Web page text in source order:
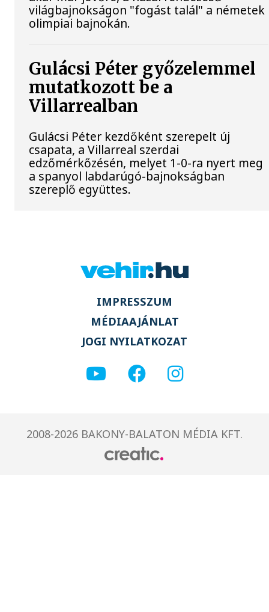
világbajnokságon "fogást talál" a németek
olimpiai bajnokán.
Gulácsi Péter győzelemmel
mutatkozott be a
Villarrealban
Gulácsi Péter kezdőként szerepelt új
csapata, a Villarreal szerdai
edzőmérkőzésén, melyet 1-0-ra nyert meg
a spanyol labdarúgó-bajnokságban
szereplő együttes.
IMPRESSZUM
MÉDIAAJÁNLAT
JOGI NYILATKOZAT
2008-2026 BAKONY-BALATON MÉDIA KFT.